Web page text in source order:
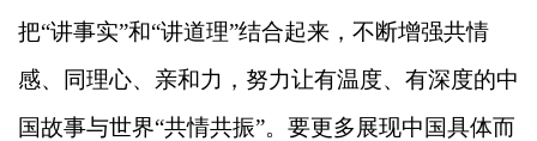
把“讲事实”和“讲道理”结合起来，不断增强共情
感、同理心、亲和力，努力让有温度、有深度的中
国故事与世界“共情共振”。要更多展现中国具体而